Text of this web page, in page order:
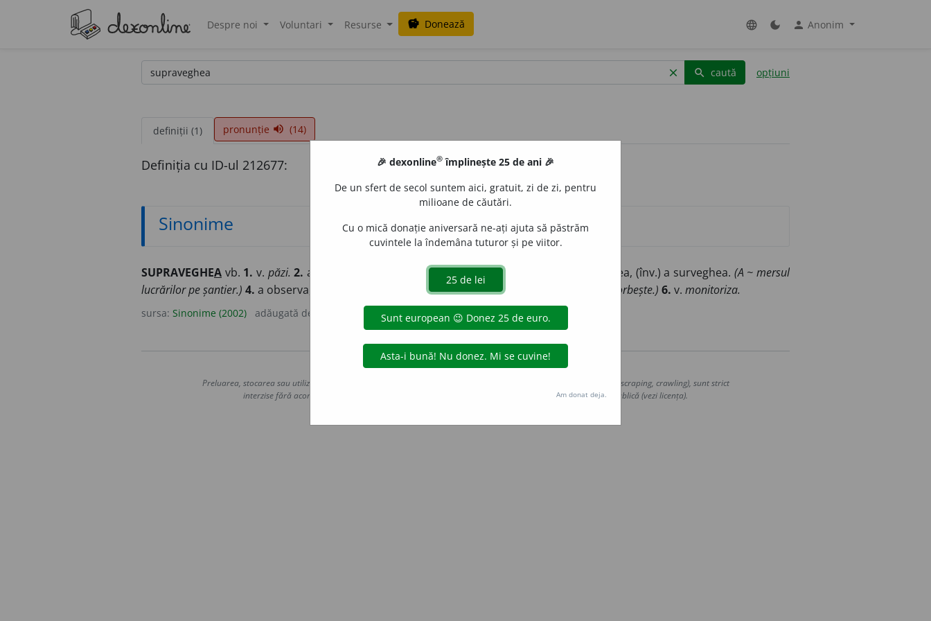
Despre noi Voluntari Resurse savings Donează language dark_mode person Anonim
clear search caută opțiuni
definiții (1) pronunție volume_up (14)
Definiția cu ID-ul 212677:
Sinonime
SUPRAVEGHEA vb. 1. v. păzi. 2. a păzi, (înv. și reg.) a griji, (pop.) a pândi. a veghea, (înv.) a surveghea. (A ~ mersul
lucrărilor pe șantier.) 4. a observa, a urmări. (Îi ~ toate mișcările.)5.a (se) controla. (Se ~ când vorbește.) 6. v. monitoriza.
sursa: Sinonime (2002) adăugată de acțiuni
Copyright © 2004-2026 dexonline (https://dexonline.ro)
Preluarea, stocarea sau utilizarea datelor de pe acest site, inclusiv prin orice metode de extragere automată (web scraping, crawling), sunt strict
interzise fără acordul nostru prealabil scris, cu excepția seturilor de date oferite oficial spre utilizare publică (vezi licența).
🎉 dexonline® împlinește 25 de ani 🎉
De un sfert de secol suntem aici, gratuit, zi de zi, pentru
milioane de căutări.
Cu o mică donație aniversară ne-ați ajuta să păstrăm
cuvintele la îndemâna tuturor și pe viitor.
Am donat deja.